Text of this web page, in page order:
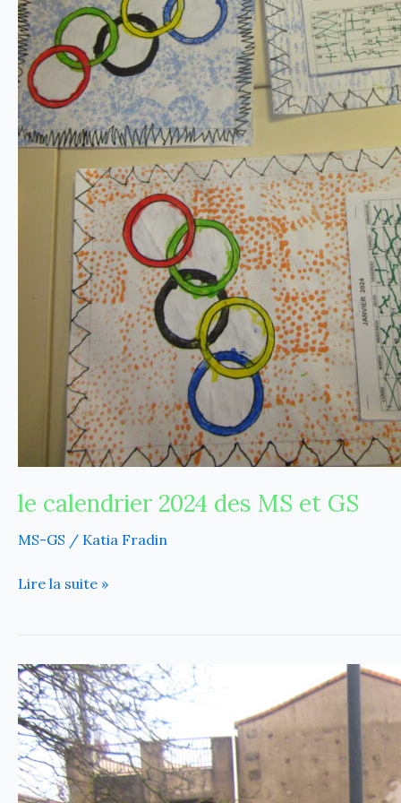
le calendrier 2024 des MS et GS
MS-GS / Katia Fradin
Lire la suite »
Cartes
de
voeux